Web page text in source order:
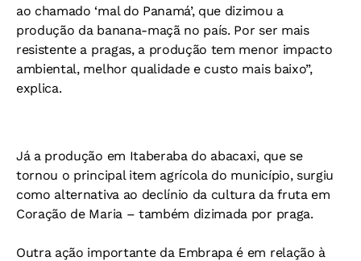
ao chamado ‘mal do Panamá’, que dizimou a
produção da banana-maçã no país. Por ser mais
resistente a pragas, a produção tem menor impacto
ambiental, melhor qualidade e custo mais baixo”,
explica.
Já a produção em Itaberaba do abacaxi, que se
tornou o principal item agrícola do município, surgiu
como alternativa ao declínio da cultura da fruta em
Coração de Maria – também dizimada por praga.
Outra ação importante da Embrapa é em relação à